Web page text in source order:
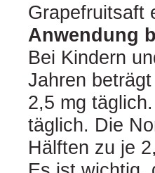
Grapefruitsaft
Anwendung
Bei Kindern
Jahren
2,5 mg
täglich. Die
Hälften zu je